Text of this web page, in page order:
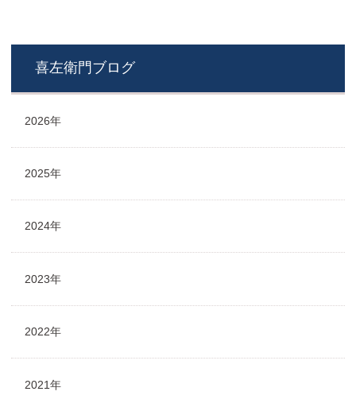
喜左衛門ブログ
2026年
2025年
2024年
2023年
2022年
2021年